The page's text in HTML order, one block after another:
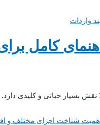
واردات
کامل
بسیار حیاتی و کلیدی
شناخت اجزای مختلف و